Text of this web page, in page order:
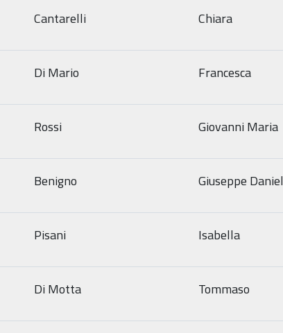
Cantarelli Chiara
Di Mario Francesca
Rossi Giovanni Maria
Benigno Giuseppe
Pisani Isabella
Di Motta Tommaso